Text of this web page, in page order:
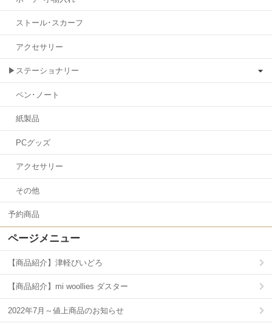
ストール･スカーフ
アクセサリー
▶ステーショナリー
ペン･ノート
紙製品
PCグッズ
アクセサリー
その他
予約商品
ページメニュー
【商品紹介】津軽びいどろ
【商品紹介】mi woollies ダスター
2022年7月～値上商品のお知らせ